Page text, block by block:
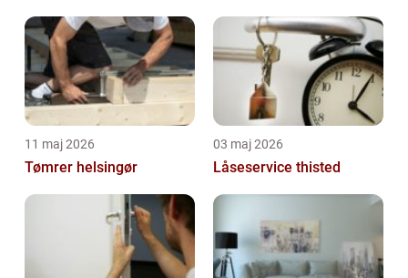
11 maj 2026
Tømrer helsingør
03 maj 2026
Låseservice thisted